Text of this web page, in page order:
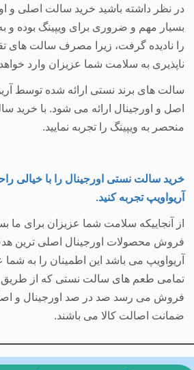
در نظر داشته باشید خرید سالت اصلی و
بسیار مهم و ضروری برای ویپینگ بوده و
را نادیده گرفت، زیرا مصرف سالت های
ناپذیری به سلامت شما عزیزان وارد
سالت های برند نستی ارائه شده توسط
اصل و اورجینال ارائه می شود. با خرید
منحصر به ویپینگ را تجربه نمایید.
خرید سالت نستی اورجینال را با خیالی
آریواویپ تجربه کنید.
از آنجاییکه سلامت شما عزیزان برای ما
فروش محصولات اورجینال اصلی ترین
آریواویپ می باشد این اطمینان را به
تمامی طعم های سالت نستی که از طریق
فروش می رسد صد در صد اورجینال و
ضمانت اصالت کالا می باشند.